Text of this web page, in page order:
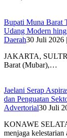
‎Bupati Muna Barat
Udang Modern
Daerah30 Juli 2026
‎JAKARTA,
Barat (Mubar),…
Jaelani Serap
dan Penguatan
Advertorial30 Juli
KONAWE
menjaga